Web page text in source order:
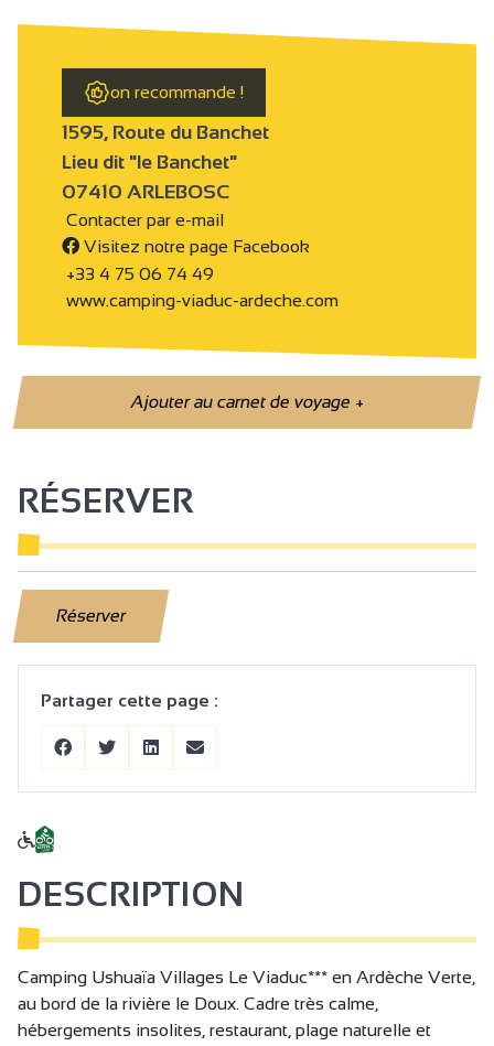
on recommande !
1595, Route du Banchet
Lieu dit "le Banchet"
07410 ARLEBOSC
Contacter par e-mail
Visitez notre page Facebook
+33 4 75 06 74 49
www.camping-viaduc-ardeche.com
Ajouter au carnet de voyage+
RÉSERVER
Réserver
Partager cette page :
DESCRIPTION
Camping Ushuaïa Villages Le Viaduc*** en Ardèche Verte,
au bord de la rivière le Doux. Cadre très calme,
hébergements insolites, restaurant, plage naturelle et